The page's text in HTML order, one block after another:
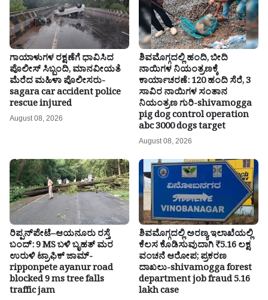
ಗಾಯಾಳುಗಳ ರಕ್ಷಣೆಗೆ ಧಾವಿಸಿದ
ಪೊಲೀಸ್ ಸಿಬ್ಬಂದಿ, ಮಾನವೀಯತೆ
ಮೆರೆದ ಮಹಿಳಾ ಪೊಲೀಸರು-
sagara car accident police
rescue injured
August 08, 2026
ಶಿವಮೊಗ್ಗದಲ್ಲಿ ಹಂದಿ, ಬೀದಿ
ನಾಯಿಗಳ ನಿಯಂತ್ರಣಕ್ಕೆ
ಕಾರ್ಯಾಚರಣೆ: 120 ಹಂದಿ ಸೆರೆ, 3
ಸಾವಿರ ನಾಯಿಗಳ ಸಂತಾನ
ನಿಯಂತ್ರಣ ಗುರಿ-shivamogga
pig dog control operation
abc 3000 dogs target
August 08, 2026
ರಿಪ್ಪನ್‌ಪೇಟೆ–ಆಯನೂರು ರಸ್ತೆ
ಬಂದ್: 9 MS ಬಳಿ ಬೃಹತ್ ಮರ
ಉರುಳಿ ಟ್ರಾಫಿಕ್ ಜಾಮ್-
ripponpete ayanur road
blocked 9 ms tree falls
traffic jam
ಶಿವಮೊಗ್ಗದಲ್ಲಿ ಅರಣ್ಯ ಇಲಾಖೆಯಲ್ಲಿ
ಕೆಲಸ ಕೊಡಿಸುವುದಾಗಿ ₹5.16 ಲಕ್ಷ
ವಂಚನೆ ಆರೋಪ; ಪ್ರಕರಣ
ದಾಖಲು-shivamogga forest
department job fraud 5.16
lakh case